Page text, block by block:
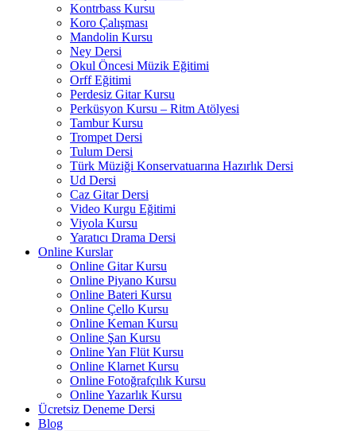
Kontrbass Kursu
Koro Çalışması
Mandolin Kursu
Ney Dersi
Okul Öncesi Müzik Eğitimi
Orff Eğitimi
Perdesiz Gitar Kursu
Perküsyon Kursu – Ritm Atölyesi
Tambur Kursu
Trompet Dersi
Tulum Dersi
Türk Müziği Konservatuarına Hazırlık Dersi
Ud Dersi
Caz Gitar Dersi
Video Kurgu Eğitimi
Viyola Kursu
Yaratıcı Drama Dersi
Online Kurslar
Online Gitar Kursu
Online Piyano Kursu
Online Bateri Kursu
Online Çello Kursu
Online Keman Kursu
Online Şan Kursu
Online Yan Flüt Kursu
Online Klarnet Kursu
Online Fotoğrafçılık Kursu
Online Yazarlık Kursu
Ücretsiz Deneme Dersi
Blog